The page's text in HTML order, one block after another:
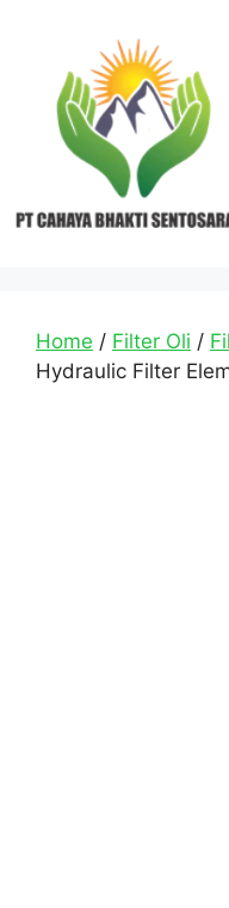
Home / Filter Oli /
Hydraulic Filter